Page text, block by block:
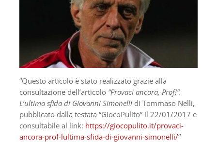
“Questo articolo è stato realizzato grazie alla
consultazione dell’articolo “Provaci ancora, Prof!”.
L’ultima sfida di Giovanni Simonelli di Tommaso Nelli,
pubblicato dalla testata “GiocoPulito” il 22/01/2017 e
consultabile al link: https://giocopulito.it/provaci-
ancora-prof-lultima-sfida-di-giovanni-simonelli/“